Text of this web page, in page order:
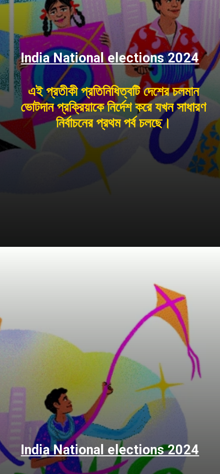
এই প্রতীকী প্রতিনিধিত্বটি দেশের চলমান
ভোটদান প্রক্রিয়াকে নির্দেশ করে যখন সাধারণ
নির্বাচনের প্রথম পর্ব চলছে।
India National elections 2024
India National elections 2024